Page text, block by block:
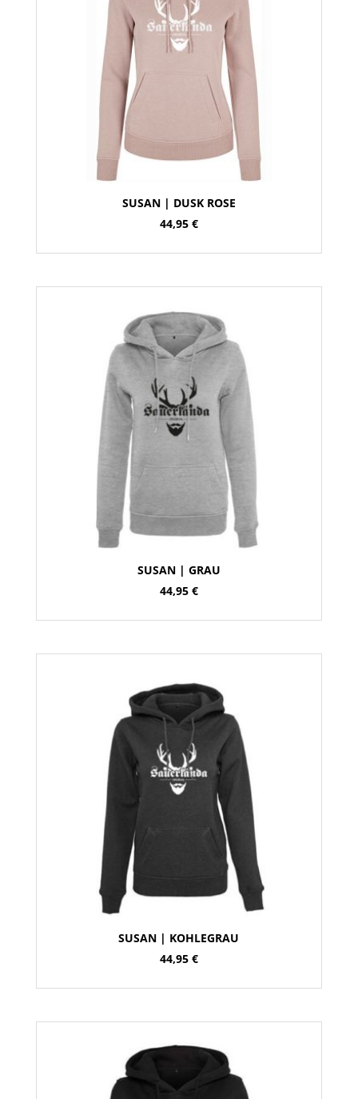
SUSAN | DUSK ROSE
44,95 €
SUSAN | GRAU
44,95 €
SUSAN | KOHLEGRAU
44,95 €